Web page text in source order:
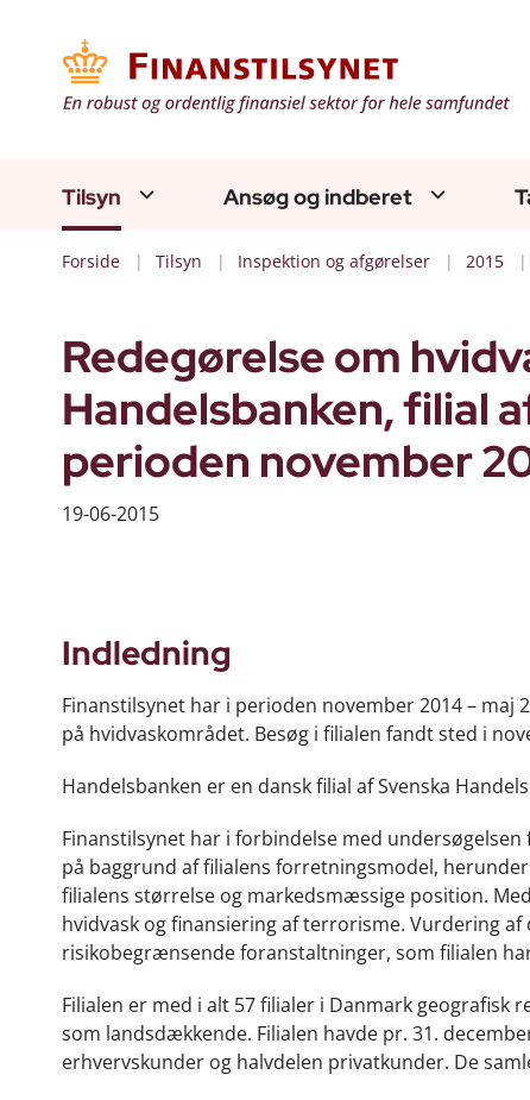
Tilsyn Ansøg og indberet
Forside Tilsyn Inspektion og afgørelser 2015
Redegørelse om
Handelsbanken, filial
perioden november
19-06-2015
Indledning
Finanstilsynet har i perioden november 2014 –
på hvidvaskområdet. Besøg i filialen fandt sted i
Handelsbanken er en dansk filial af Svenska
Finanstilsynet har i forbindelse med
på baggrund af filialens forretningsmodel,
filialens størrelse og markedsmæssige position.
hvidvask og finansiering af terrorisme. Vurdering
risikobegrænsende foranstaltninger, som filialen
Filialen er med i alt 57 filialer i Danmark
som landsdækkende. Filialen havde pr. 31.
erhvervskunder og halvdelen privatkunder. De